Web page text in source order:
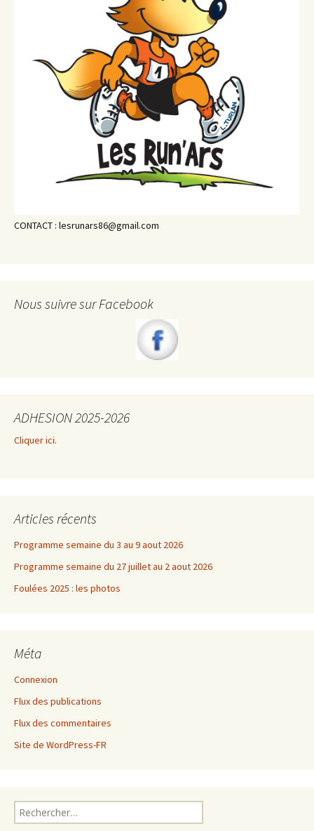
CONTACT : lesrunars86@gmail.com
Nous suivre sur Facebook
ADHESION 2025-2026
Cliquer ici.
Articles récents
Programme semaine du 3 au 9 aout 2026
Programme semaine du 27 juillet au 2 aout 2026
Foulées 2025 : les photos
Méta
Connexion
Flux des publications
Flux des commentaires
Site de WordPress-FR
Rechercher :